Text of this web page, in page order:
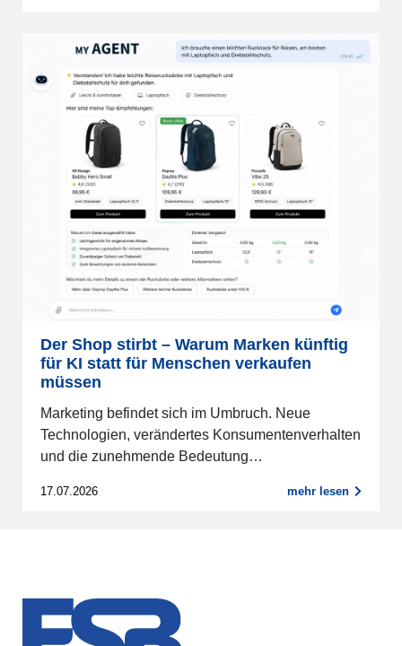
Der Shop stirbt – Warum Marken künftig
für KI statt für Menschen verkaufen
müssen
Marketing befindet sich im Umbruch. Neue
Technologien, verändertes Konsumentenverhalten
und die zunehmende Bedeutung…
17.07.2026 mehr lesen